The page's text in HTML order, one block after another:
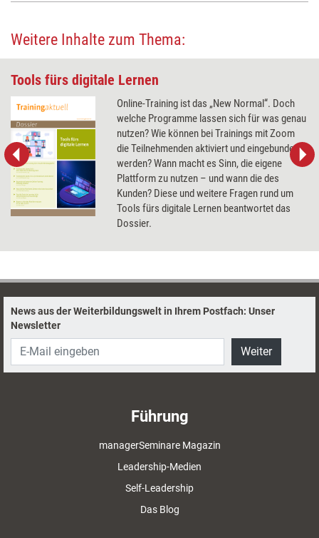
Weitere Inhalte zum Thema:
Tools fürs digitale Lernen
Online-Training ist das „New Normal“. Doch
welche Programme lassen sich für was genau
nutzen? Wie können bei Trainings mit Zoom
die Teilnehmenden aktiviert und eingebunden
werden? Wann macht es Sinn, die eigene
Plattform zu nutzen – und wann die des
Kunden? Diese und weitere Fragen rund um
Tools fürs digitale Lernen beantwortet das
Dossier.
News aus der Weiterbildungswelt in Ihrem Postfach: Unser
Newsletter
Weiter
Führung
managerSeminare Magazin
Leadership-Medien
Self-Leadership
Das Blog